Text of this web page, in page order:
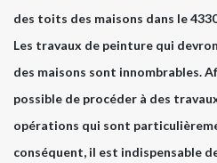
des toits des maisons dans le
Les travaux de peinture qui
des maisons sont innombrables.
possible de procéder à des
opérations qui sont
conséquent, il est indispensable